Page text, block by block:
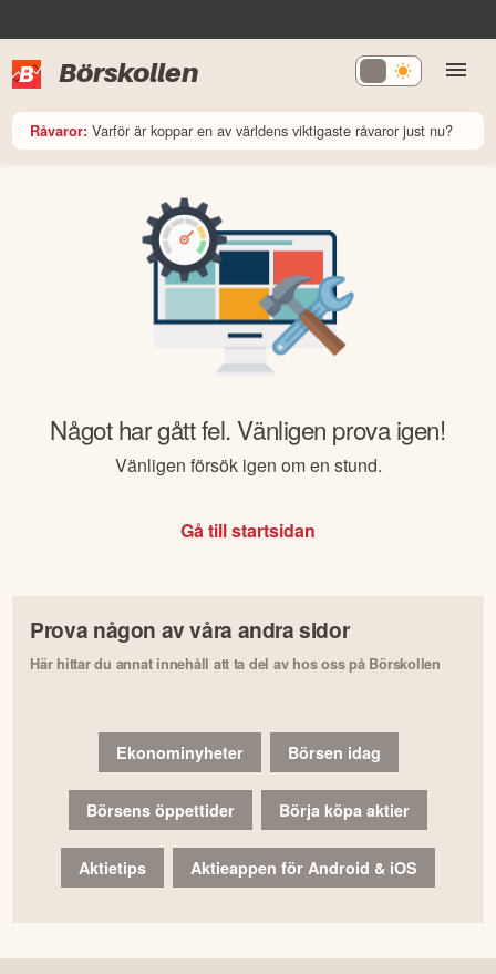
Börskollen
Råvaror: Varför är koppar en av världens viktigaste råvaror just nu?
Något har gått fel. Vänligen prova igen!
Vänligen försök igen om en stund.
Gå till startsidan
Prova någon av våra andra sidor
Här hittar du annat innehåll att ta del av hos oss på Börskollen
Ekonominyheter Börsen idag
Börsens öppettider Börja köpa aktier
Aktietips Aktieappen för Android & iOS